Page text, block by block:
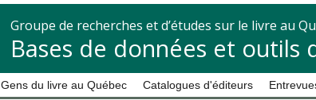
Groupe de recherches et d’études sur le livre au
Bases de données et outils
Gens du livre au Québec Catalogues d'éditeurs